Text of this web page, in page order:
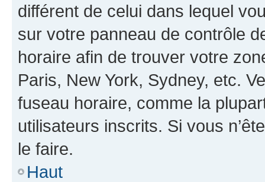
différent de celui dans lequel
sur votre panneau de contrôle
horaire afin de trouver votre
Paris, New York, Sydney, etc.
fuseau horaire, comme la
utilisateurs inscrits. Si vous
le faire.
Haut